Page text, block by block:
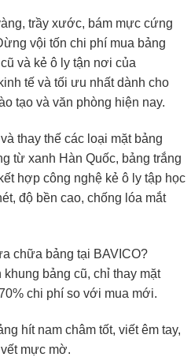
trầy xước, bám mực cứng
vội tốn chi phí mua bảng
và kẻ ô ly tận nơi của
tế và tối ưu nhất dành cho
tạo và văn phòng hiện nay.
thay thế các loại mặt bảng
từ xanh Hàn Quốc, bảng trắng
hợp công nghệ kẻ ô ly tập học
độ bền cao, chống lóa mắt
chữa bảng tại BAVICO?
bảng cũ, chỉ thay mặt
chi phí so với mua mới.
hít nam châm tốt, viết êm tay,
mực mờ.